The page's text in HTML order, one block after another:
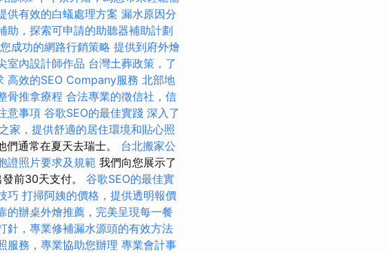
供有效的白蟻處理方案 漏水原因分
助，探索可申請的助聽器補助計劃
成功的網路行銷策略 提供到府外燴
室內設計師作品 台灣土葬政策，了
高效的SEO Company服務 北部地
骨推拿療程 合法專業的徵信社，信
意事項 谷歌SEO的最佳實踐 深入了
家，提供舒適的居住環境和貼心照
通常在夏天去瑞士。 台北搬家公
證照片要求及規範 我們向您展示了
前30天支付。 谷歌SEO的最佳實
巧 打掃阿姨的價格，提供透明報價
的辦桌外燴推薦，完美呈現每一餐
針，專業修補漏水源頭的有效方法
服務，專業協助您辦理 專業會計事